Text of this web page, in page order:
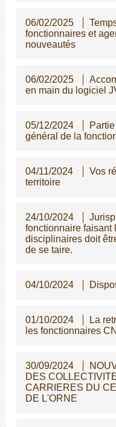
06/02/2025
fonctionnaires et
nouveautés
06/02/2025
en main du logiciel
05/12/2024
général de la
04/11/2024
Vos
territoire
24/10/2024
fonctionnaire faisant
disciplinaires doit
de se taire.
04/10/2024
01/10/2024
La
les fonctionnaires
30/09/2024
DES
CARRIERES DU
DE L'ORNE